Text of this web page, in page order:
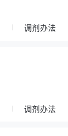
调剂办法
调剂办法